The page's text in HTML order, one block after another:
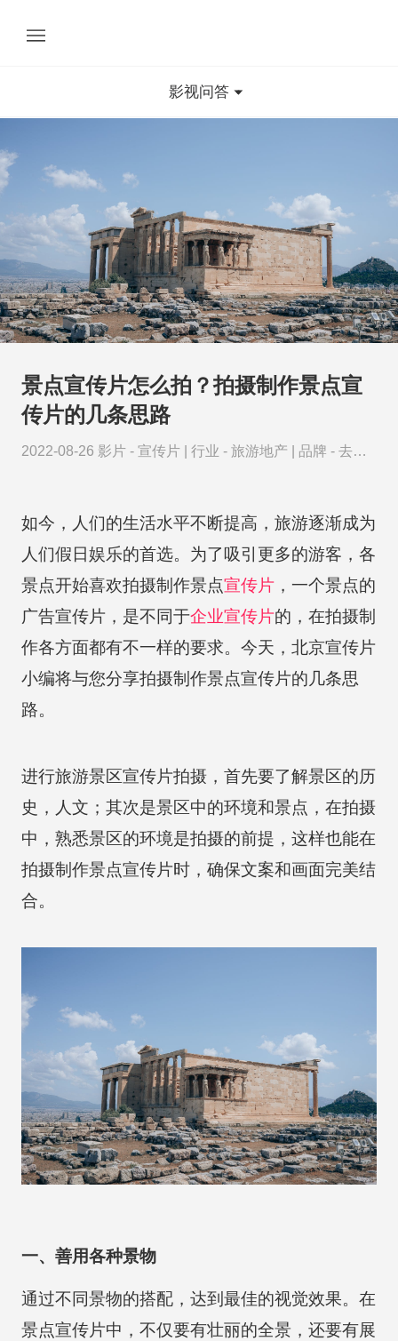
影视问答
景点宣传片怎么拍？拍摄制作景点宣
传片的几条思路
2022-08-26 影片 - 宣传片 行业 - 旅游地产 品牌 - 去哪
如今，人们的生活水平不断提高，旅游逐渐成为
人们假日娱乐的首选。为了吸引更多的游客，各
景点开始喜欢拍摄制作景点宣传片，一个景点的
广告宣传片，是不同于企业宣传片的，在拍摄制
作各方面都有不一样的要求。今天，北京宣传片
小编将与您分享拍摄制作景点宣传片的几条思
路。
进行旅游景区宣传片拍摄，首先要了解景区的历
史，人文；其次是景区中的环境和景点，在拍摄
中，熟悉景区的环境是拍摄的前提，这样也能在
拍摄制作景点宣传片时，确保文案和画面完美结
合。
一、善用各种景物
通过不同景物的搭配，达到最佳的视觉效果。在
景点宣传片中，不仅要有壮丽的全景，还要有展